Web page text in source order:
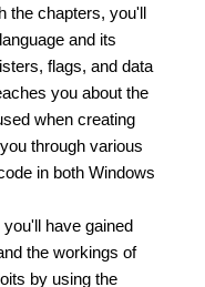
the chapters, you'll
and its
flags, and data
you about the
when creating
through various
in both Windows
have gained
the workings of
by using the